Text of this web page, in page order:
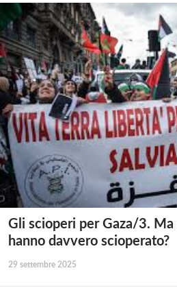
Gli scioperi per Gaza/3.
hanno davvero scioperato?
29 settembre 2025